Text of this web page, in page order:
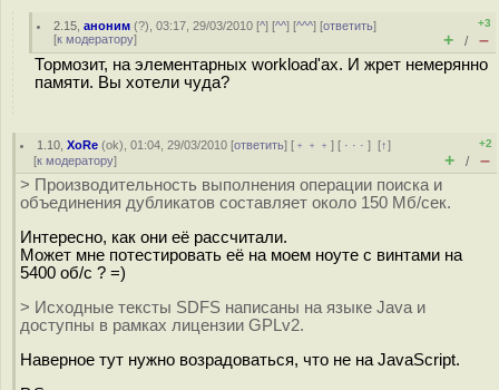
2.15 ,аноним (?), 03:17, 29/03/2010 [^] [^^] [^^^] [ответить]
[к модератору]
+3
+ / –
Тормозит, на элементарных workload'ах. И жрет немерянно
памяти. Вы хотели чуда?
1.10 ,XoRe (ok), 01:04, 29/03/2010 [ответить] [ ﹢﹢﹢] [ · · ·][↑]
[к модератору]
+2
+ / –
> Производительность выполнения операции поиска и
объединения дубликатов составляет около 150 Мб/сек.
Интересно, как они её рассчитали.
Может мне потестировать её на моем ноуте с винтами на
5400 об/с ? =)
> Исходные тексты SDFS написаны на языке Java и
доступны в рамках лицензии GPLv2.
Наверное тут нужно возрадоваться, что не на JavaScript.